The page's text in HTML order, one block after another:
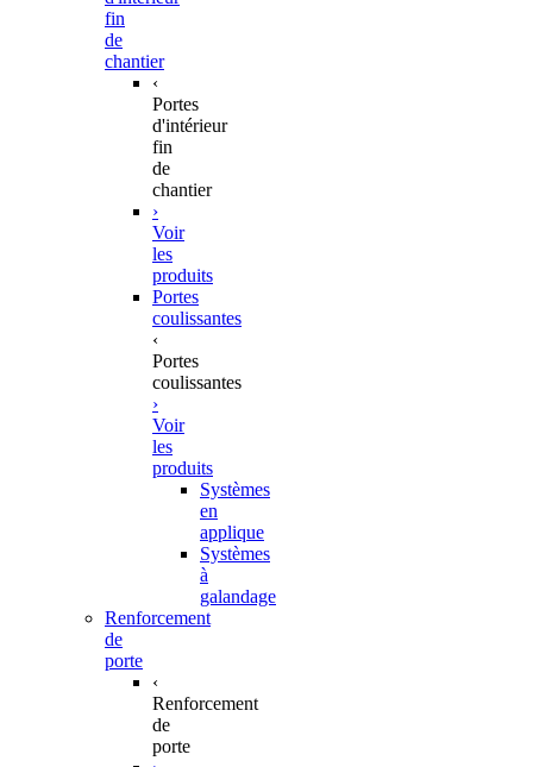
fin
de
chantier
‹
Portes
d'intérieur
fin
de
chantier
›
Voir
les
produits
Portes
coulissantes
‹
Portes
coulissantes
›
Voir
les
produits
Systèmes
en
applique
Systèmes
à
galandage
Renforcement
de
porte
‹
Renforcement
de
porte